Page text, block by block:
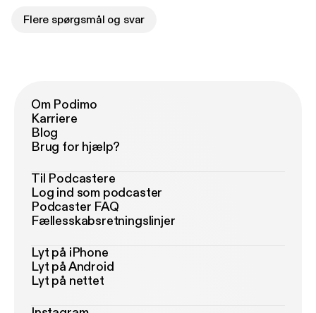
Flere spørgsmål og svar
Om Podimo
Karriere
Blog
Brug for hjælp?
Til Podcastere
Log ind som podcaster
Podcaster FAQ
Fællesskabsretningslinjer
Lyt på iPhone
Lyt på Android
Lyt på nettet